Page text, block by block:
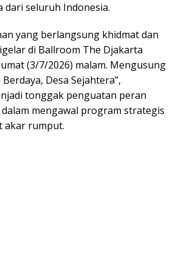
dari seluruh Indonesia.
yang berlangsung khidmat dan
di Ballroom The Djakarta
(3/7/2026) malam. Mengusung
Desa Sejahtera”,
tonggak penguatan peran
mengawal program strategis
akar rumput.